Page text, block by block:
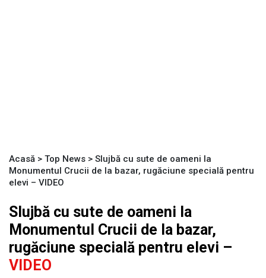
Acasă > Top News > Slujbă cu sute de oameni la
Monumentul Crucii de la bazar, rugăciune specială pentru
elevi – VIDEO
Slujbă cu sute de oameni la
Monumentul Crucii de la bazar,
rugăciune specială pentru elevi –
VIDEO